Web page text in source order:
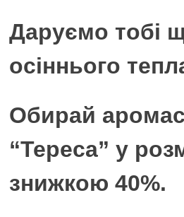
Даруємо тобі
осіннього
Обирай
“Тереса” у
знижкою 40%.